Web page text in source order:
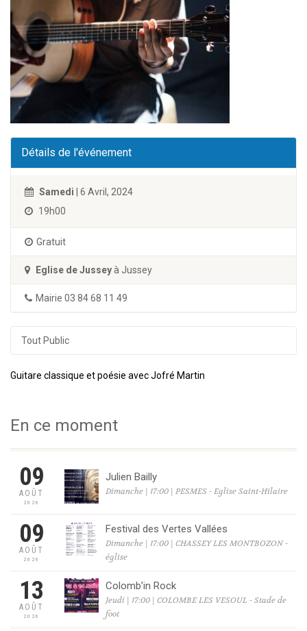
Détails de l'événement
Samedi | 6 Avril, 2024
19h00
Gratuit
Eglise de Jusseyà Jussey
Mairie 03 84 68 11 49
Tout Public
Guitare classique et poésie avec Jofré Martin
En ce moment
09
AOÛT
2026
Julien Bailly
Dimanche | 17:00 | PESMES - Eglise Saint-Hilaire
09
AOÛT
2026
Festival des Vertes Vallées
Dimanche | 17:00 | CHASSEY LES MONTBOZON -
église
13
AOÛT
2026
Colomb’in Rock
Jeudi | 17:00 | COLOMBE LES VESOUL - Stade de
foot